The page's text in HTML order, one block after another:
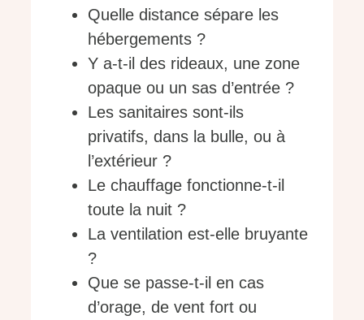
Quelle distance sépare les
hébergements ?
Y a-t-il des rideaux, une zone
opaque ou un sas d’entrée ?
Les sanitaires sont-ils
privatifs, dans la bulle, ou à
l’extérieur ?
Le chauffage fonctionne-t-il
toute la nuit ?
La ventilation est-elle bruyante
?
Que se passe-t-il en cas
d’orage, de vent fort ou